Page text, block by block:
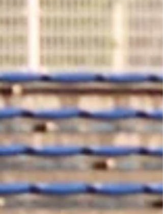
学1・2年 800m 優勝 剣持心那
2:54.18（PB）